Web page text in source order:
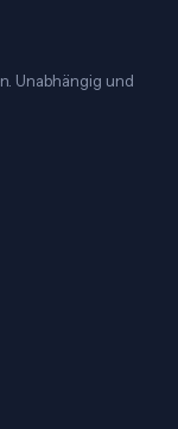
Unabhängig und